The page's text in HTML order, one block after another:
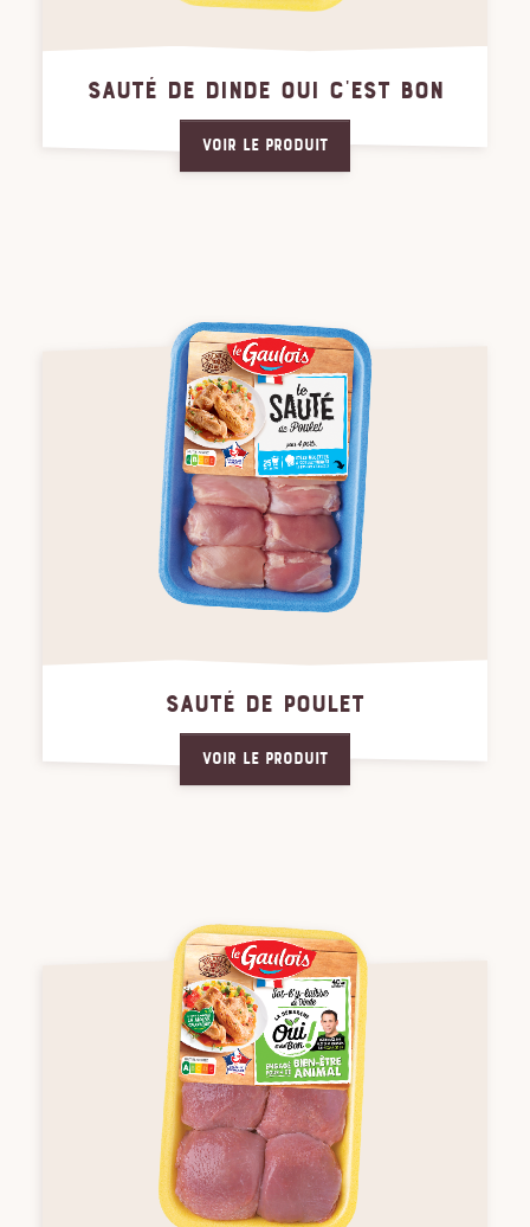
SAUTÉ DE DINDE OUI C'EST BON
Voir le produit
SAUTÉ DE POULET
Voir le produit